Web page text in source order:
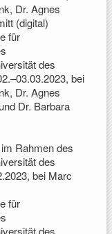
Dr. Agnes
(digital)
für
des
bei
Dr. Agnes
Dr. Barbara
Rahmen des
des
bei Marc
für
des